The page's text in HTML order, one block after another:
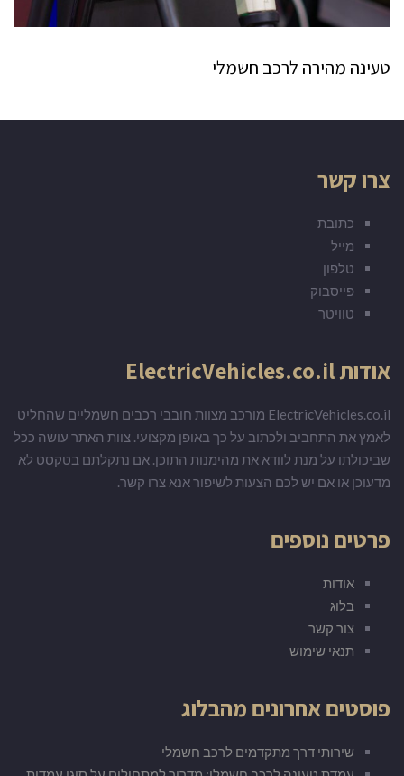
טעינה מהירה לרכב חשמלי
צרו קשר
כתובת
מייל
טלפון
פייסבוק
טוויטר
אודות ElectricVehicles.co.il
ElectricVehicles.co.il מורכב מצוות חובבי רכבים חשמליים שהחליט
לאמץ את התחביב ולכתוב על כך באופן מקצועי. צוות האתר עושה ככל
שביכולתו על מנת לוודא את מהימנות התוכן. אם נתקלתם בטקסט לא
מדעוכן או אם יש לכם הצעות לשיפור אנא צרו קשר.
פרטים נוספים
אודות
בלוג
צור קשר
תנאי שימוש
פוסטים אחרונים מהבלוג
שירותי דרך מתקדמים לרכב חשמלי